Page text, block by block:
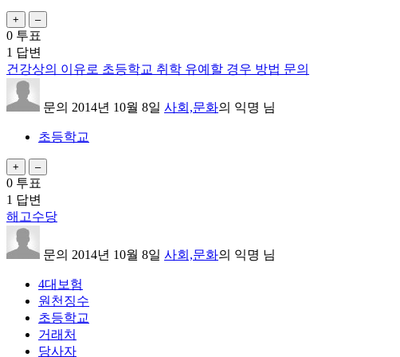
0 투표
1 답변
건강상의 이유로 초등학교 취학 유예할 경우 방법 문의
문의 2014년 10월 8일 사회,문화의 익명 님
초등학교
0 투표
1 답변
해고수당
문의 2014년 10월 8일 사회,문화의 익명 님
4대보험
원천징수
초등학교
거래처
당사자